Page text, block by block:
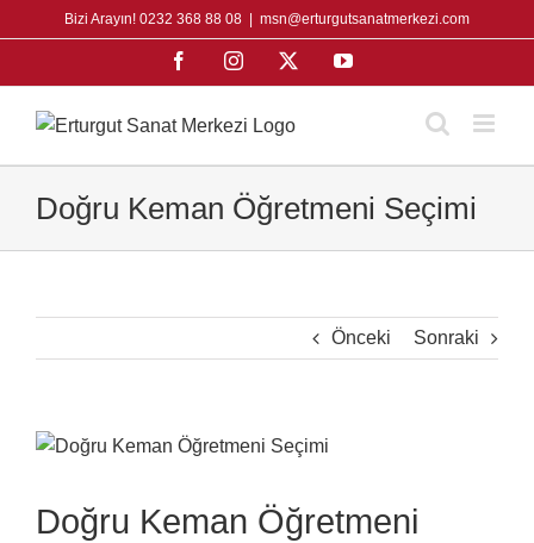
to
Bizi Arayın! 0232 368 88 08 msn@erturgutsanatmerkezi.com
FacebookInstagram YouTube
Doğru Keman Öğretmeni Seçimi
Önceki Sonraki
View
Image
Doğru Keman Öğretmeni